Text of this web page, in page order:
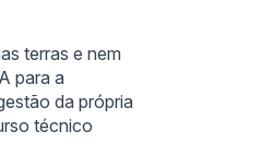
terras e nem
para a
da própria
técnico